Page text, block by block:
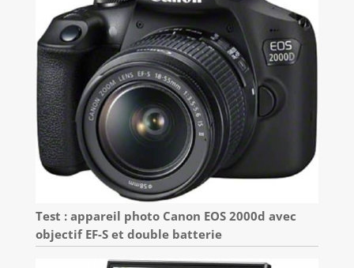
Test : appareil photo Canon EOS 2000d avec
objectif EF-S et double batterie